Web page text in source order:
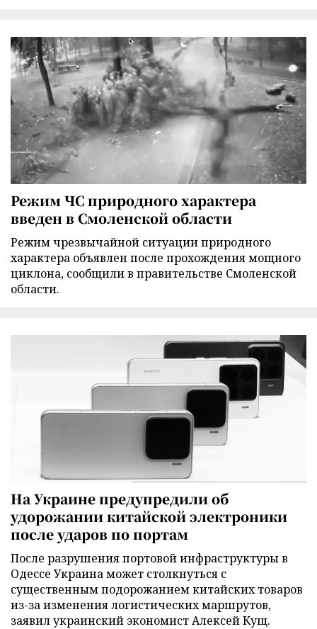
Режим ЧС природного характера
введен в Смоленской области
Режим чрезвычайной ситуации природного
характера объявлен после прохождения мощного
циклона, сообщили в правительстве Смоленской
области.
На Украине предупредили об
удорожании китайской электроники
после ударов по портам
После разрушения портовой инфраструктуры в
Одессе Украина может столкнуться с
существенным подорожанием китайских товаров
из-за изменения логистических маршрутов,
заявил украинский экономист Алексей Кущ.